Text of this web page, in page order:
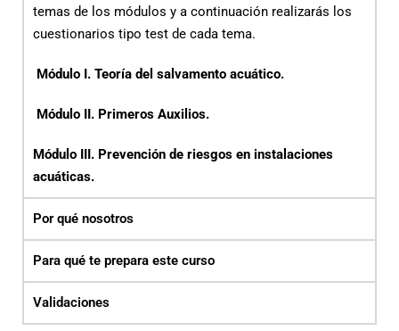
temas de los módulos y a continuación realizarás los
cuestionarios tipo test de cada tema.
Módulo I. Teoría del salvamento acuático.
Módulo II. Primeros Auxilios.
Módulo III. Prevención de riesgos en instalaciones
acuáticas.
Por qué nosotros
Para qué te prepara este curso
Validaciones